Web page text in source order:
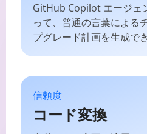
GitHub Copilot エージェ
って、普通の言葉による
プグレード計画を生成でき
信頼度
コード変換